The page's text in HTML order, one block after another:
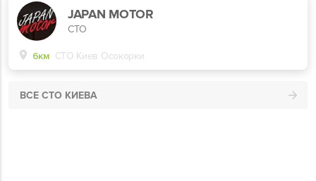
JAPAN MOTOR
СТО
6км СТО Киев Осокорки
ВСЕ СТО КИЕВА